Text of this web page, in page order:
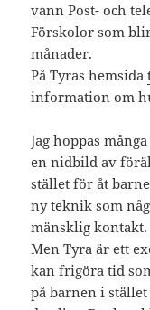
vann Post- och
Förskolor som
månader.
På Tyras hemsida
information om
Jag hoppas
en nidbild av
stället för åt
ny teknik som
mänsklig kontakt.
Men Tyra är ett
kan frigöra tid
på barnen i